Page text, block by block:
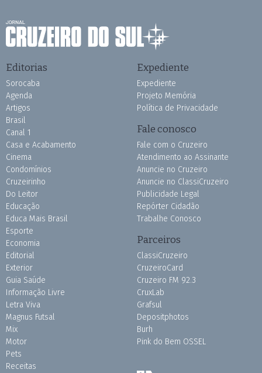
Editorias
Sorocaba
Agenda
Artigos
Brasil
Canal 1
Casa e Acabamento
Cinema
Condomínios
Cruzeirinho
Do Leitor
Educação
Educa Mais Brasil
Esporte
Economia
Editorial
Exterior
Guia Saúde
Informação Livre
Letra Viva
Magnus Futsal
Mix
Motor
Pets
Receitas
Expediente
Expediente
Projeto Memória
Política de Privacidade
Fale conosco
Fale com o Cruzeiro
Atendimento ao Assinante
Anuncie no Cruzeiro
Anuncie no ClassiCruzeiro
Publicidade Legal
Repórter Cidadão
Trabalhe Conosco
Parceiros
ClassiCruzeiro
CruzeiroCard
Cruzeiro FM 92.3
CruxLab
Grafsul
Depositphotos
Burh
Pink do Bem OSSEL